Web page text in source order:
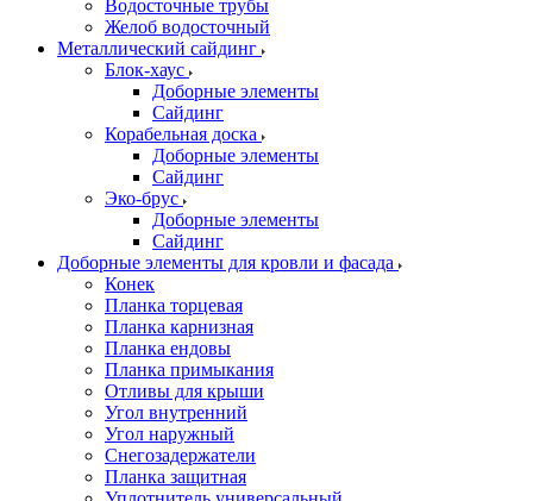
Водосточные трубы
Желоб водосточный
Металлический сайдинг
Блок-хаус
Доборные элементы
Сайдинг
Корабельная доска
Доборные элементы
Сайдинг
Эко-брус
Доборные элементы
Сайдинг
Доборные элементы для кровли и фасада
Конек
Планка торцевая
Планка карнизная
Планка ендовы
Планка примыкания
Отливы для крыши
Угол внутренний
Угол наружный
Снегозадержатели
Планка защитная